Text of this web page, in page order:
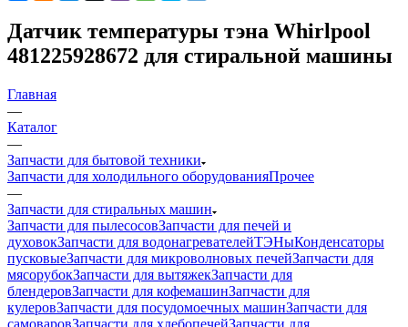
Датчик температуры тэна Whirlpool
481225928672 для стиральной машины
Главная
—
Каталог
—
Запчасти для бытовой техники
Запчасти для холодильного оборудованияПрочее
—
Запчасти для стиральных машин
Запчасти для пылесосовЗапчасти для печей и
духовокЗапчасти для водонагревателейТЭНыКонденсаторы
пусковыеЗапчасти для микроволновых печейЗапчасти для
мясорубокЗапчасти для вытяжекЗапчасти для
блендеровЗапчасти для кофемашинЗапчасти для
кулеровЗапчасти для посудомоечных машинЗапчасти для
самоваровЗапчасти для хлебопечейЗапчасти для